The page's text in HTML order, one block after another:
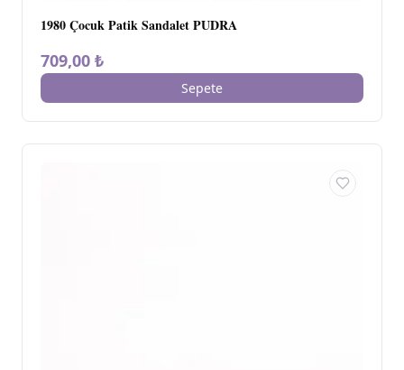
1980 Çocuk Patik Sandalet PUDRA
709,00 ₺
Sepete